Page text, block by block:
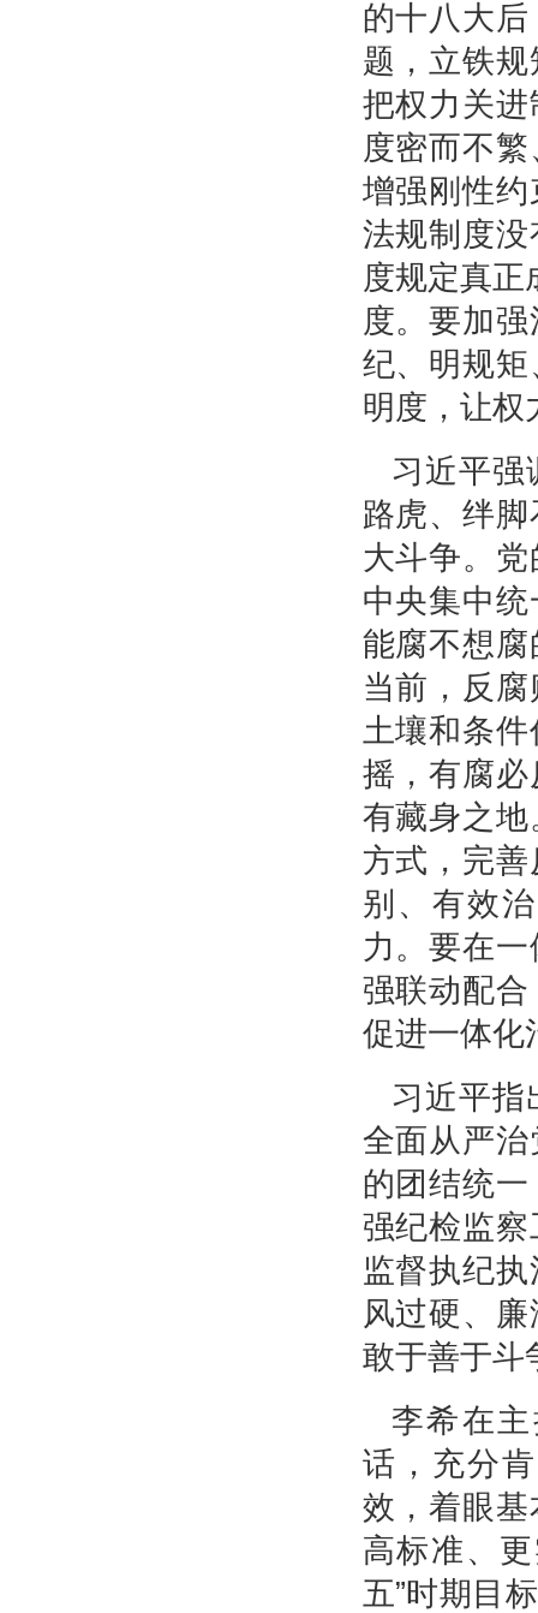
的十八大
题，立铁
把权力关
度密而不
增强刚性
法规制度
度规定真正
度。要加
纪、明规
明度，让权
习近平强
路虎、绊
大斗争。
中央集中
能腐不想
当前，反
土壤和条
摇，有腐
有藏身之
方式，完
别、有效
力。要在
强联动配
促进一体化
习近平指
全面从严
的团结统
强纪检监
监督执纪
风过硬、
敢于善于斗
李希在
话，充分
效，着眼
高标准、
五”时期目